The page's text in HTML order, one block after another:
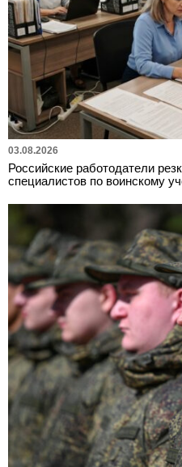
03.08.2026
Российские работодатели
специалистов по воинскому